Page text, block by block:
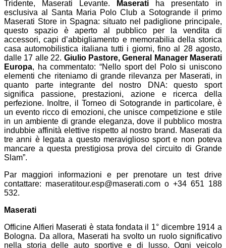
Tridente, Maserati Levante.
Maserati ha presentato in
esclusiva al Santa Maria Polo Club a Sotogrande il primo
Maserati Store in Spagna: situato nel padiglione principale,
questo spazio è aperto al pubblico per la vendita di
accessori, capi d’abbigliamento e memorabilia della storica
casa automobilistica italiana tutti i giorni, fino al 28 agosto,
dalle 17 alle 22. Giulio Pastore, General Manager Maserati
Europa, ha commentato: “Nello sport del Polo si uniscono
elementi che riteniamo di grande rilevanza per Maserati, in
quanto parte integrante del nostro DNA: questo sport
significa passione, prestazioni, azione e ricerca della
perfezione. Inoltre, il Torneo di Sotogrande in particolare, è
un evento ricco di emozioni, che unisce competizione e stile
in un ambiente di grande eleganza, dove il pubblico mostra
indubbie affinità elettive rispetto al nostro brand. Maserati da
tre anni è legata a questo meraviglioso sport e non poteva
mancare a questa prestigiosa prova del circuito di Grande
Slam”.
Par maggiori informazioni e per prenotare un test drive
contattare: maseratitour.esp@maserati.com o +34 651 188
532.
Maserati
Officine Alfieri Maserati è stata fondata il 1° dicembre 1914 a
Bologna. Da allora, Maserati ha svolto un ruolo significativo
nella storia delle auto sportive e di lusso. Ogni veicolo